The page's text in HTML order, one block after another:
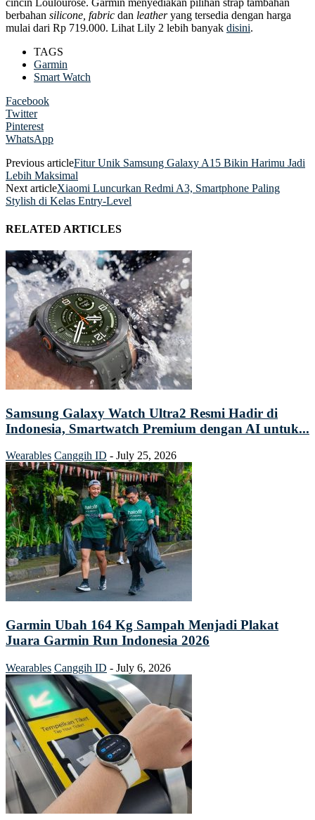
cincin Loulourose. Garmin menyediakan pilihan strap tambahan
berbahan silicone, fabric dan leatheryang tersedia dengan harga
mulai dari Rp 719.000. Lihat Lily 2 lebih banyak disini.
TAGS
Garmin
Smart Watch
Facebook
Twitter
Pinterest
WhatsApp
Previous articleFitur Unik Samsung Galaxy A15 Bikin Harimu Jadi
Lebih Maksimal
Next articleXiaomi Luncurkan Redmi A3, Smartphone Paling
Stylish di Kelas Entry-Level
RELATED ARTICLES
Samsung Galaxy Watch Ultra2 Resmi Hadir di
Indonesia, Smartwatch Premium dengan AI untuk...
Wearables Canggih ID - July 25, 2026
Garmin Ubah 164 Kg Sampah Menjadi Plakat
Juara Garmin Run Indonesia 2026
Wearables Canggih ID - July 6, 2026